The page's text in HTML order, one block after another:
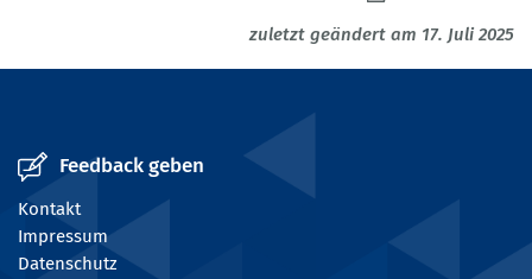
zuletzt geändert am 17. Juli 2025
Feedback geben
Kontakt
Impressum
Datenschutz